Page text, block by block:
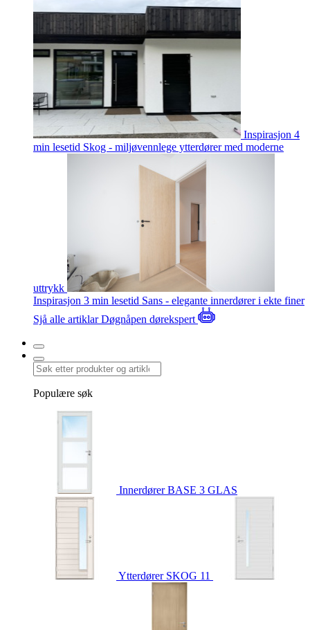
Inspirasjon 4
min lesetid Skog - miljøvennlege ytterdører med moderne
uttrykk
Inspirasjon 3 min lesetid Sans - elegante innerdører i ekte finer
Sjå alle artiklarDøgnåpen dørekspert
Populære søk
InnerdørerBASE 3 GLAS
Ytterdører SKOG 11